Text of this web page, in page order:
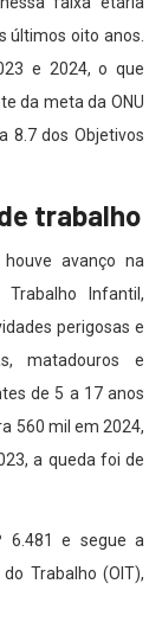
últimos oito anos.
e 2024, o que
da meta da ONU
8.7 dos Objetivos
trabalho
avanço na
Infantil,
perigosas e
matadouros e
de 5 a 17 anos
560 mil em 2024,
a queda foi de
6.481 e segue a
Trabalho (OIT),